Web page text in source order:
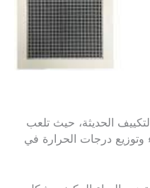
الحديثة، حيث تلعب
وتوزيع درجات الحرارة في